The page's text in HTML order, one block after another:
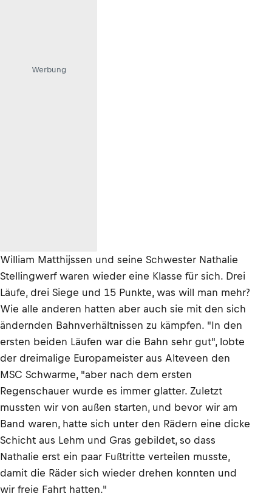
Werbung
William Matthijssen und seine Schwester Nathalie
Stellingwerf waren wieder eine Klasse für sich. Drei
Läufe, drei Siege und 15 Punkte, was will man mehr?
Wie alle anderen hatten aber auch sie mit den sich
ändernden Bahnverhältnissen zu kämpfen. "In den
ersten beiden Läufen war die Bahn sehr gut", lobte
der dreimalige Europameister aus Alteveen den
MSC Schwarme, "aber nach dem ersten
Regenschauer wurde es immer glatter. Zuletzt
mussten wir von außen starten, und bevor wir am
Band waren, hatte sich unter den Rädern eine dicke
Schicht aus Lehm und Gras gebildet, so dass
Nathalie erst ein paar Fußtritte verteilen musste,
damit die Räder sich wieder drehen konnten und
wir freie Fahrt hatten."